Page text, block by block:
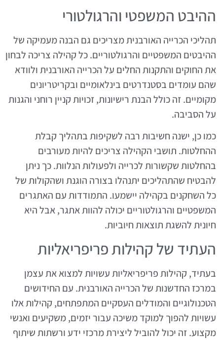
ההיבט המשפטי והרגולטורי
תהליכי הכרייה האורבנית מצריכים גם הבנה מעמיקה של
ההיבטים המשפטיים והרגולטוריים. כל קהילה צריכה לבחון
את החוקים והתקנות החלים על הכרייה האורבנית ולוודא
שהם עומדים בסטנדרטים בינלאומיים ובקריטריונים
מקומיים. זה כולל הבנת רישיונות, זכויות קניין רוחני והגנות
על הסביבה.
כמו כן, ישנה חשיבות רבה לשקיפות בתהליך קבלת
ההחלטות. תושבי הקהילה צריכים להיות מעורבים
בהחלטות שקשורות לכרייה ולפעולות הנלוות. כך ניתן
להבטיח שהתהליכים יתנהלו בצורה הוגנת ושהקולות של
כל השחקנים בקהילה יישמעו. התמודדות עם האתגרים
המשפטיים והרגולטוריים יכולה להוות אתגר, אבל היא
חיונית להשגת תוצאות חיוביות.
העתיד של קהילות פריפריאליות
בעתיד, קהילות פריפריאליות עשויות למצוא את עצמן
במרכז החדשנות של הכרייה האורבנית. עם החידושים
הטכנולוגיים והמודלים העסקיים המתפתחים, קהילות אלו
עשויות להפוך למוקד משיכה עבור יזמים, משקיעים ואנשי
מקצוע. זה יכול להוביל ליצירת מרכזי ידע ורשתות שיתוף